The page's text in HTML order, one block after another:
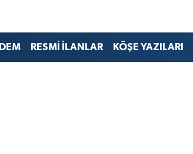
RESMİ İLANLAR KÖŞE YAZILARI